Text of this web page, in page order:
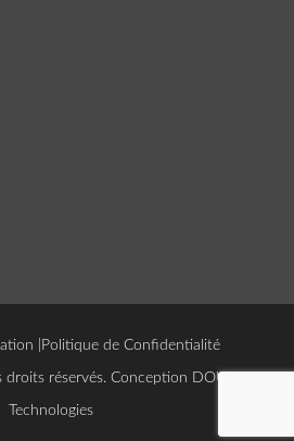
Politique de Confidentialité
droits réservés. Conception DOUCSOFT
Technologies